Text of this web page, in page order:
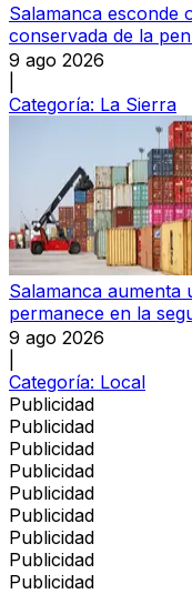
Salamanca esconde
conservada de la
9 ago 2026
Categoría: La Sierra
Salamanca aumenta
permanece en la
9 ago 2026
Categoría: Local
Publicidad
Publicidad
Publicidad
Publicidad
Publicidad
Publicidad
Publicidad
Publicidad
Publicidad